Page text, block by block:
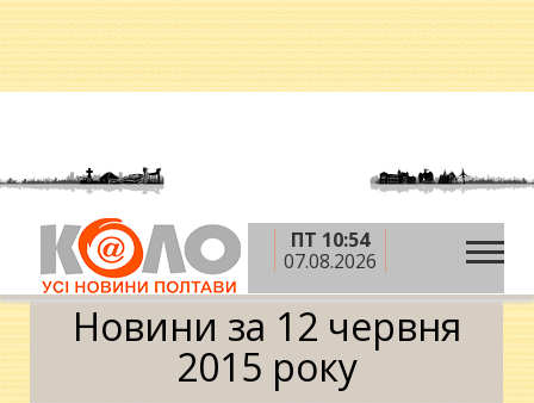
ПТ 10:54
07.08.2026
Головна » 2015 рік » червень »12 червня
Календар
Новини за 12 червня
2015 року